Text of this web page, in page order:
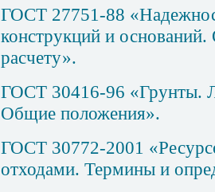
ГОСТ 27751-88
конструкций и
расчету».
ГОСТ 30416-96 «Грунты.
Общие положения».
ГОСТ 30772-2001
отходами. Термины и